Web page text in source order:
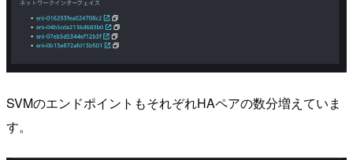
SVMのエンドポイントもそれぞれHAペアの数分増えていま
す。